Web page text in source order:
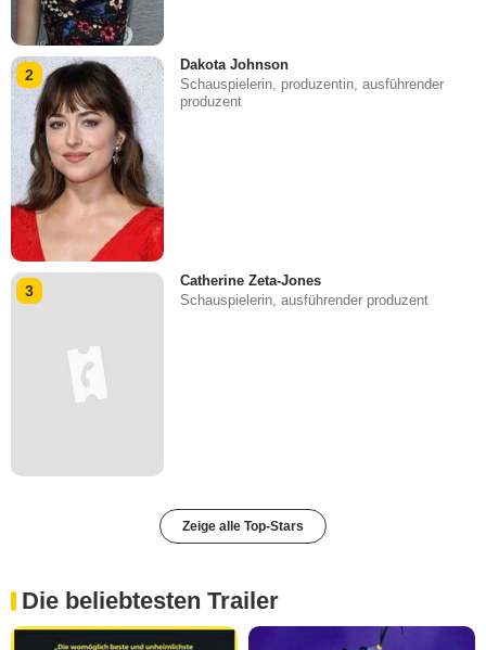
2
Dakota Johnson
Schauspielerin, produzentin, ausführender
produzent
3
Catherine Zeta-Jones
Schauspielerin, ausführender produzent
Zeige alle Top-Stars
Die beliebtesten Trailer